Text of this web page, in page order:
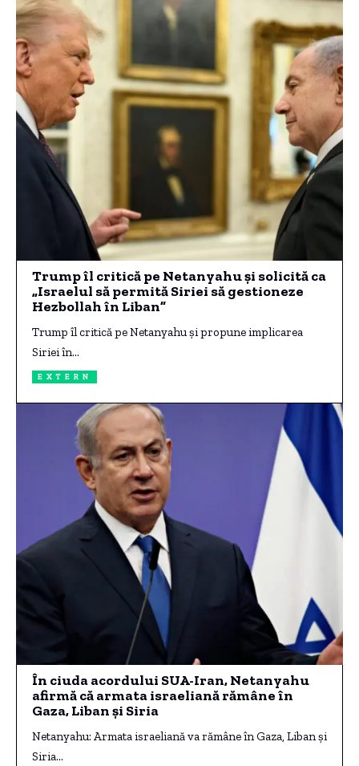
Trump îl critică pe Netanyahu și solicită ca
„Israelul să permită Siriei să gestioneze
Hezbollah în Liban”
Trump îl critică pe Netanyahu și propune implicarea
Siriei în…
EXTERN
În ciuda acordului SUA-Iran, Netanyahu
afirmă că armata israeliană rămâne în
Gaza, Liban și Siria
Netanyahu: Armata israeliană va rămâne în Gaza, Liban și
Siria…